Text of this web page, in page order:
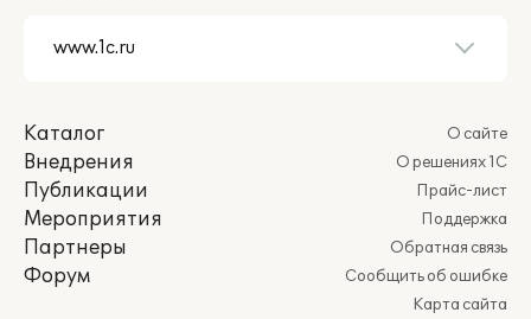
Каталог
Внедрения
Публикации
Мероприятия
Партнеры
Форум
О сайте
О решениях 1С
Прайс-лист
Поддержка
Обратная связь
Сообщить об ошибке
Карта сайта